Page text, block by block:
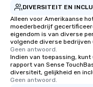
DIVERSITEIT EN
Alleen voor Amerikaanse
moederbedrijf
eigendom is van diverse
volgende diverse
Geen antwoord.
Indien van toepassing, kunt
rapport van Sense
diversiteit, gelijkheid en
Geen antwoord.